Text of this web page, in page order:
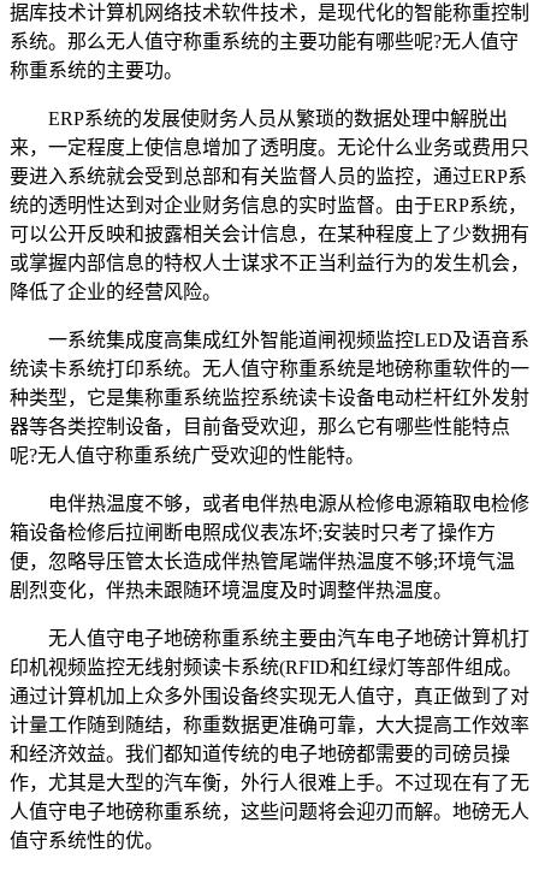
据库技术计算机网络技术软件技术，是现代化的智能称重控制
系统。那么无人值守称重系统的主要功能有哪些呢?无人值守
称重系统的主要功。
ERP系统的发展使财务人员从繁琐的数据处理中解脱出
来，一定程度上使信息增加了透明度。无论什么业务或费用只
要进入系统就会受到总部和有关监督人员的监控，通过ERP系
统的透明性达到对企业财务信息的实时监督。由于ERP系统，
可以公开反映和披露相关会计信息，在某种程度上了少数拥有
或掌握内部信息的特权人士谋求不正当利益行为的发生机会，
降低了企业的经营风险。
一系统集成度高集成红外智能道闸视频监控LED及语音系
统读卡系统打印系统。无人值守称重系统是地磅称重软件的一
种类型，它是集称重系统监控系统读卡设备电动栏杆红外发射
器等各类控制设备，目前备受欢迎，那么它有哪些性能特点
呢?无人值守称重系统广受欢迎的性能特。
电伴热温度不够，或者电伴热电源从检修电源箱取电检修
箱设备检修后拉闸断电照成仪表冻坏;安装时只考了操作方
便，忽略导压管太长造成伴热管尾端伴热温度不够;环境气温
剧烈变化，伴热未跟随环境温度及时调整伴热温度。
无人值守电子地磅称重系统主要由汽车电子地磅计算机打
印机视频监控无线射频读卡系统(RFID和红绿灯等部件组成。
通过计算机加上众多外围设备终实现无人值守，真正做到了对
计量工作随到随结，称重数据更准确可靠，大大提高工作效率
和经济效益。我们都知道传统的电子地磅都需要的司磅员操
作，尤其是大型的汽车衡，外行人很难上手。不过现在有了无
人值守电子地磅称重系统，这些问题将会迎刃而解。地磅无人
值守系统性的优。